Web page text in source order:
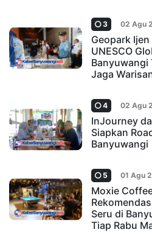
3 02 Agu
Geopark
UNESCO
Banyuwangi
Jaga
4 02 Agu
InJourney
Siapkan
Banyuwangi
5 01 Agu
Moxie
Seru di
Tiap Rabu